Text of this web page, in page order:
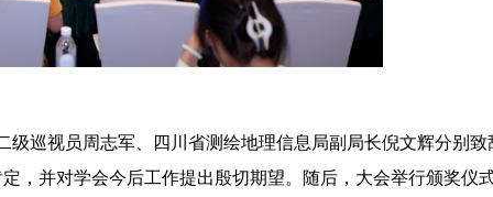
巡视员周志军、四川省测绘地理信息局副局长倪文辉分别致
，并对学会今后工作提出殷切期望。随后，大会举行颁奖仪